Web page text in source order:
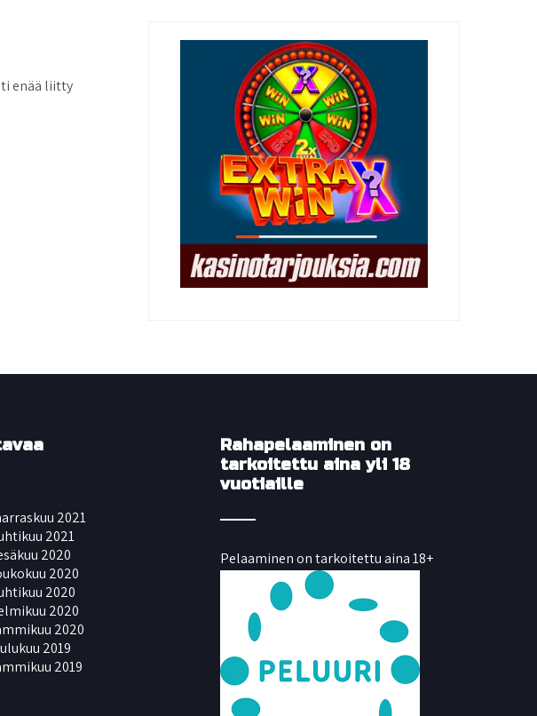
enää liitty
2021
2021
2020
2020
2020
2020
2020
2019
2019
Rahapelaaminen on
tarkoitettu aina yli 18
vuotiaille
Pelaaminen on tarkoitettu aina 18+